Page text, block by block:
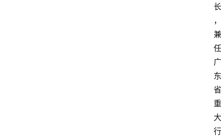
长
，
兼
任
广
东
省
重
大
行